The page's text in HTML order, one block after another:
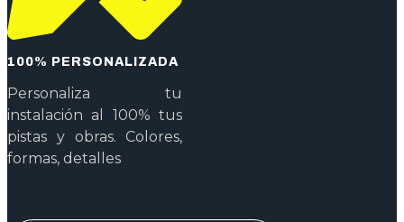
100% PERSONALIZADA
Personaliza tu
instalación al 100% tus
pistas y obras. Colores,
formas, detalles